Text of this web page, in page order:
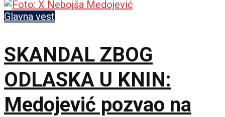
Glavna vest
SKANDAL ZBOG
ODLASKA U KNIN:
Medojević pozvao na